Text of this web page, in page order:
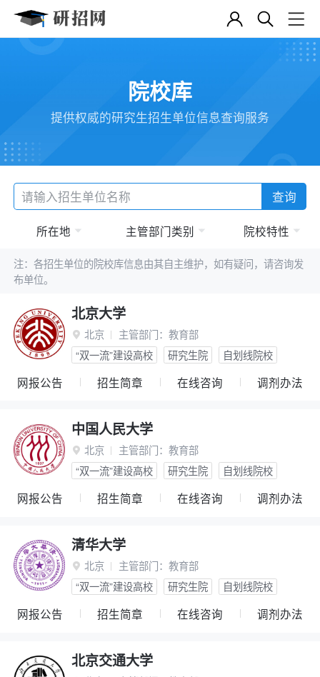
院校库
提供权威的研究生招生单位信息查询服务
查询
所在地 主管部门类别 院校特性
注：各招生单位的院校库信息由其自主维护，如有疑问，请咨询发
布单位。
北京大学
 北京 主管部门： 教育部
“双一流”建设高校
研究生院 自划线院校
网报公告 招生简章 在线咨询 调剂办法
中国人民大学
 北京 主管部门： 教育部
“双一流”建设高校
研究生院 自划线院校
网报公告 招生简章 在线咨询 调剂办法
清华大学
 北京 主管部门： 教育部
“双一流”建设高校
研究生院 自划线院校
网报公告 招生简章 在线咨询 调剂办法
北京交通大学